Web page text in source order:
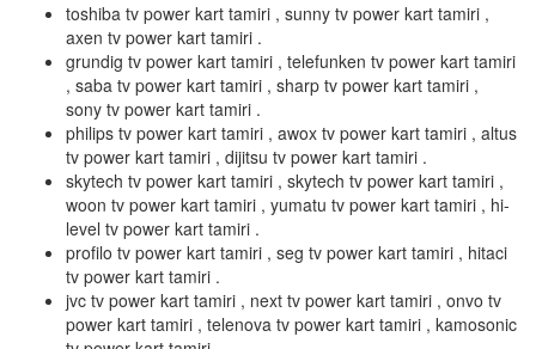
toshiba tv power kart tamiri , sunny tv power kart tamiri ,
axen tv power kart tamiri .
grundig tv power kart tamiri , telefunken tv power kart tamiri
, saba tv power kart tamiri , sharp tv power kart tamiri ,
sony tv power kart tamiri .
philips tv power kart tamiri , awox tv power kart tamiri , altus
tv power kart tamiri , dijitsu tv power kart tamiri .
skytech tv power kart tamiri , skytech tv power kart tamiri ,
woon tv power kart tamiri , yumatu tv power kart tamiri , hi-
level tv power kart tamiri .
profilo tv power kart tamiri , seg tv power kart tamiri , hitaci
tv power kart tamiri .
jvc tv power kart tamiri , next tv power kart tamiri , onvo tv
power kart tamiri , telenova tv power kart tamiri , kamosonic